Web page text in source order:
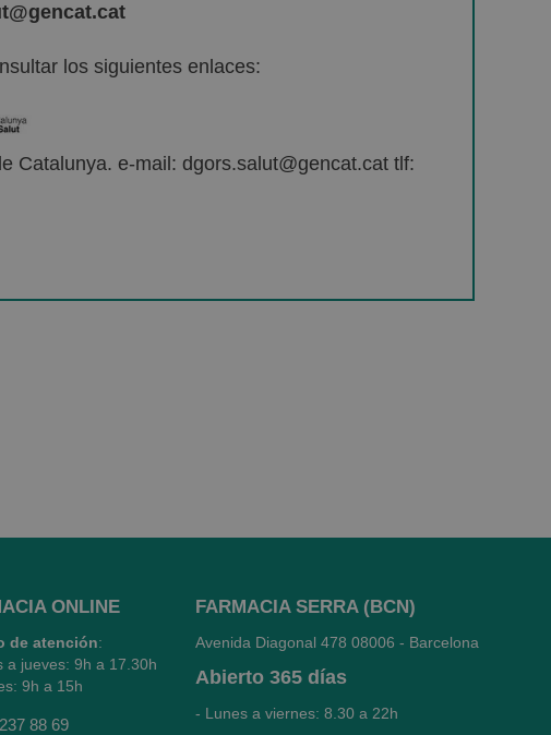
los siguientes enlaces:
Catalunya. e-mail: dgors.salut@gencat.cat tlf:
ONLINE
de atención:
a jueves: 9h a 17.30h
9h a 15h
88 69
FARMACIA SERRA (BCN)
Avenida Diagonal 478 08006 - Barcelona
Abierto 365 días
- Lunes a viernes: 8.30 a 22h